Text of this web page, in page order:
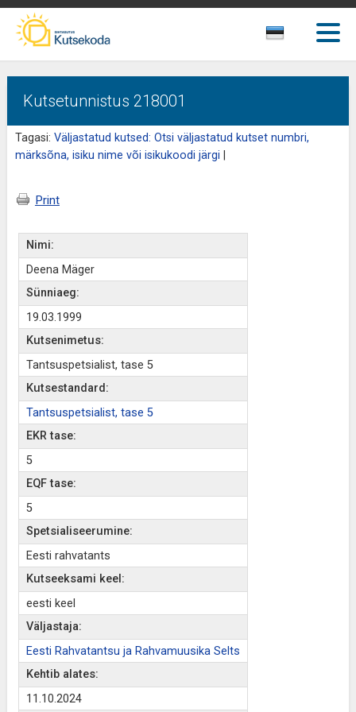
Kutsetunnistus 218001
Tagasi: Väljastatud kutsed: Otsi väljastatud kutset numbri,
märksõna, isiku nime või isikukoodi järgi
Print
Nimi:
Deena Mäger
Sünniaeg:
19.03.1999
Kutsenimetus:
Tantsuspetsialist, tase 5
Kutsestandard:
Tantsuspetsialist, tase 5
EKR tase:
5
EQF tase:
5
Spetsialiseerumine:
Eesti rahvatants
Kutseeksami keel:
eesti keel
Väljastaja:
Eesti Rahvatantsu ja Rahvamuusika Selts
Kehtib alates:
11.10.2024